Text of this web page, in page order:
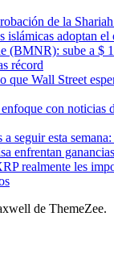
de la
islámicas adoptan
(BMNR): sube a $
récord
que Wall Street
con noticias
a seguir esta
enfrentan
realmente les
de ThemeZee.